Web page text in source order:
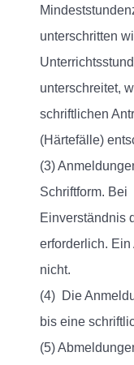
unterschritten
unterschreitet,
schriftlichen
(Härtefälle)
(3)
Schriftform.
Einverständnis
erforderlich. Ein
nicht.
(4) Die
bis eine
(5)